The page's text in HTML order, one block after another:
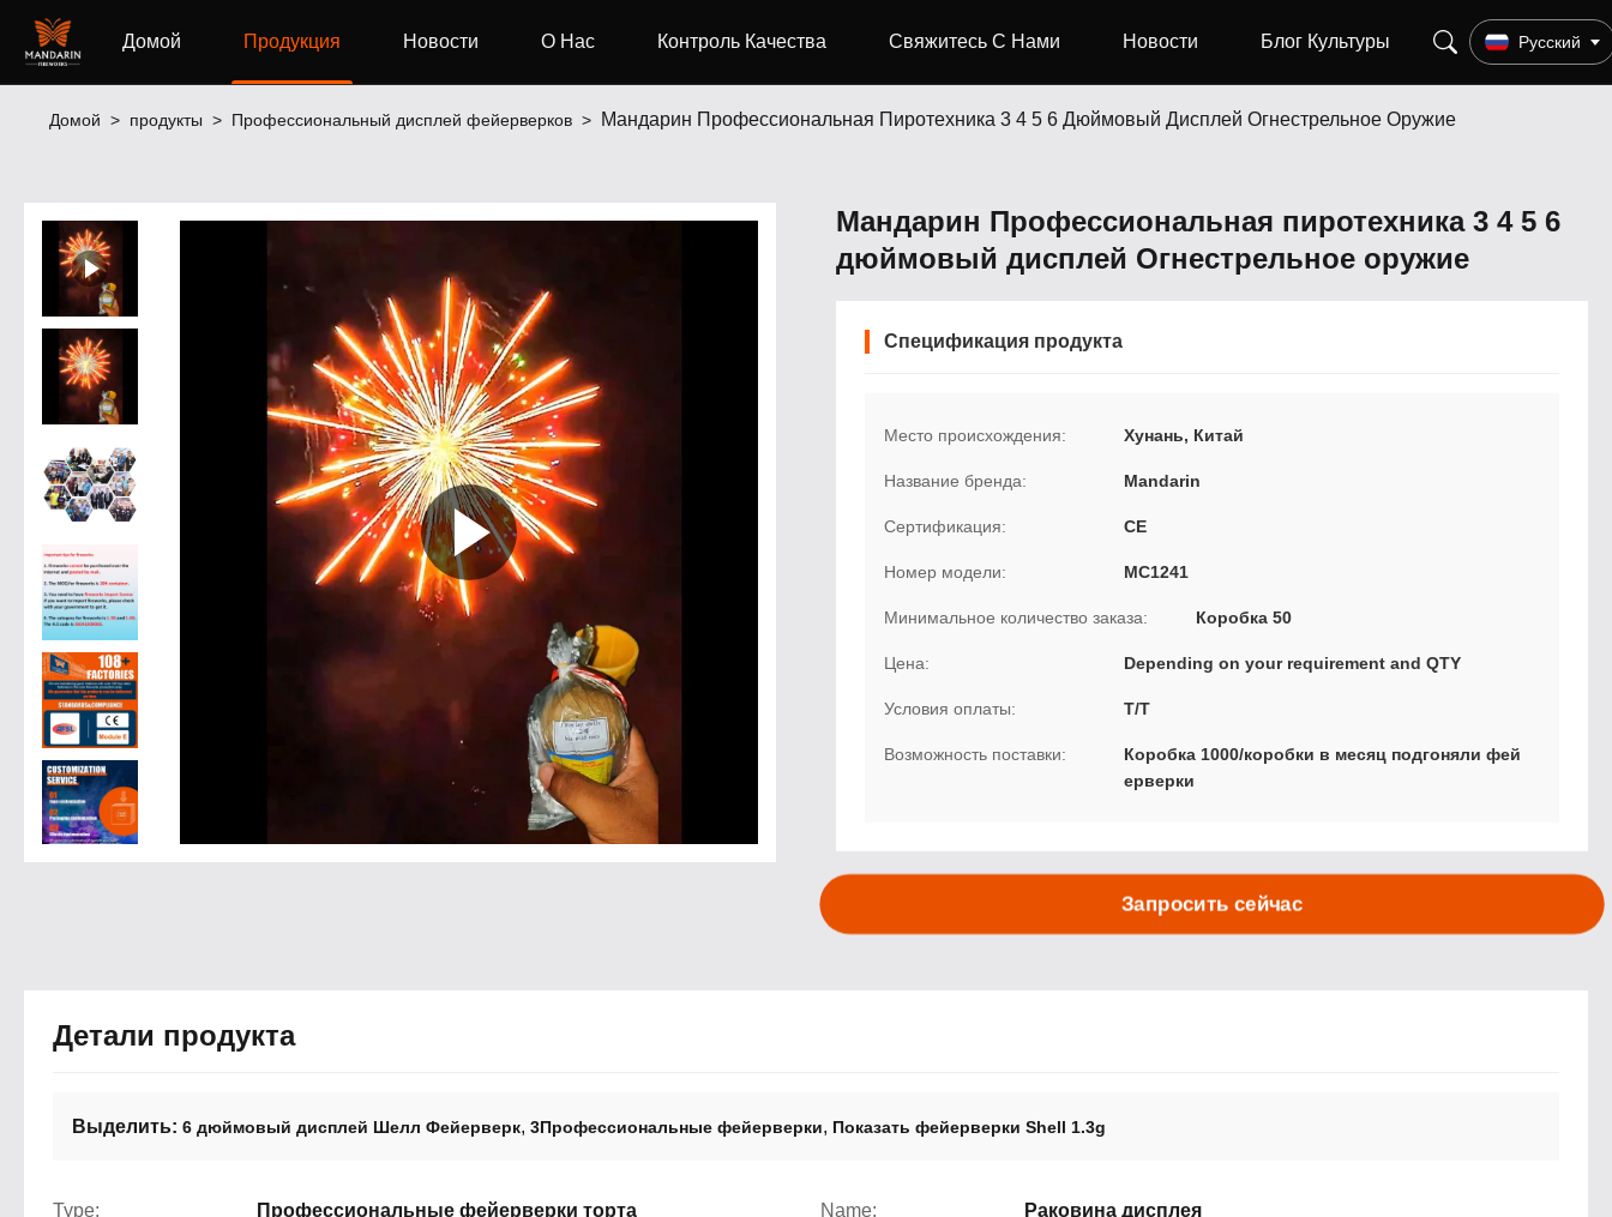
Домой Продукция Новости О Нас Контроль Качества Свяжитесь С Нами Новости Блог Культуры Русский
Домой > продукты > Профессиональный дисплей фейерверков > Мандарин Профессиональная Пиротехника 3 4 5 6 Дюймовый Дисплей Огнестрельное Оружие
Мандарин Профессиональная пиротехника 3 4 5 6
дюймовый дисплей Огнестрельное оружие
Спецификация продукта
Место происхождения: Хунань, Китай
Название бренда: Mandarin
Сертификация: CE
Номер модели: MC1241
Минимальное количество заказа: Коробка 50
Цена: Depending on your requirement and QTY
Условия оплаты: T/T
Возможность поставки:
Коробка 1000/коробки в месяц подгоняли фей
ерверки
Запросить сейчас
Детали продукта
Выделить: 6 дюймовый дисплей Шелл Фейерверк, 3Профессиональные фейерверки, Показать фейерверки Shell 1.3g
Type: Профессиональные фейерверки торта Name: Раковина дисплея